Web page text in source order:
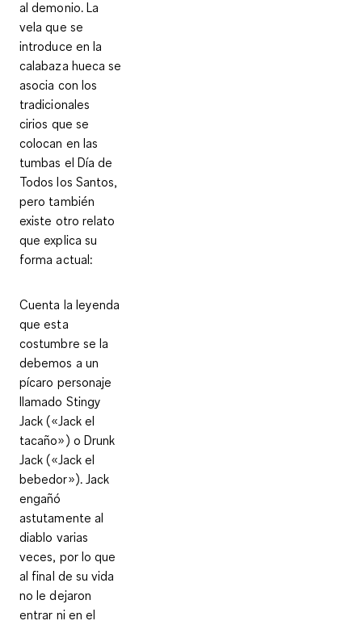
al demonio. La
vela que se
introduce en la
calabaza hueca se
asocia con los
tradicionales
cirios que se
colocan en las
tumbas el Día de
Todos los Santos,
pero también
existe otro relato
que explica su
forma actual:
Cuenta la leyenda
que esta
costumbre se la
debemos a un
pícaro personaje
llamado Stingy
Jack («Jack el
tacaño») o Drunk
Jack («Jack el
bebedor»). Jack
engañó
astutamente al
diablo varias
veces, por lo que
al final de su vida
no le dejaron
entrar ni en el